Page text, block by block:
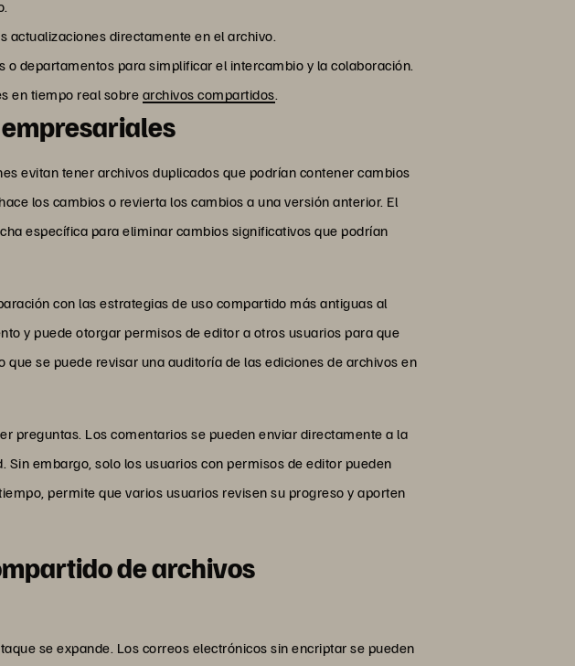
actualizaciones directamente en el archivo.
departamentos para simplificar el intercambio y la colaboración.
en tiempo real sobre archivos compartidos.
evitan tener archivos duplicados que podrían contener cambios
los cambios o revierta los cambios a una versión anterior. El
específica para eliminar cambios significativos que podrían
con las estrategias de uso compartido más antiguas al
y puede otorgar permisos de editor a otros usuarios para que
se puede revisar una auditoría de las ediciones de archivos en
preguntas. Los comentarios se pueden enviar directamente a la
embargo, solo los usuarios con permisos de editor pueden
permite que varios usuarios revisen su progreso y aporten
de archivos
se expande. Los correos electrónicos sin encriptar se pueden